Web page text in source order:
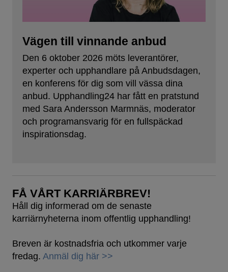
Vägen till vinnande anbud
Den 6 oktober 2026 möts leverantörer,
experter och upphandlare på Anbudsdagen,
en konferens för dig som vill vässa dina
anbud. Upphandling24 har fått en pratstund
med Sara Andersson Marmnäs, moderator
och programansvarig för en fullspäckad
inspirationsdag.
FÅ VÅRT KARRIÄRBREV!
Håll dig informerad om de senaste
karriärnyheterna inom offentlig upphandling!
Breven är kostnadsfria och utkommer varje
fredag. Anmäl dig här >>